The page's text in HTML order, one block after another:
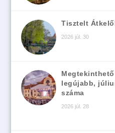
Tisztelt
2026 júl. 30
legújabb,
száma
2026 júl. 28